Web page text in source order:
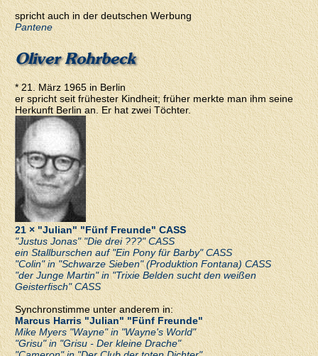
spricht auch in der deutschen Werbung
Pantene
Oliver Rohrbeck
* 21. März 1965 in Berlin
er spricht seit frühester Kindheit; früher merkte man ihm seine
Herkunft Berlin an. Er hat zwei Töchter.
21 × "Julian" "Fünf Freunde" CASS
"Justus Jonas" "Die drei ???" CASS
ein Stallburschen auf "Ein Pony für Barby" CASS
"Colin" in "Schwarze Sieben" (Produktion Fontana) CASS
"der Junge Martin" in "Trixie Belden sucht den weißen
Geisterfisch" CASS
Synchronstimme unter anderem in:
Marcus Harris "Julian" "Fünf Freunde"
Mike Myers "Wayne" in "Wayne's World"
"Grisu" in "Grisu - Der kleine Drache"